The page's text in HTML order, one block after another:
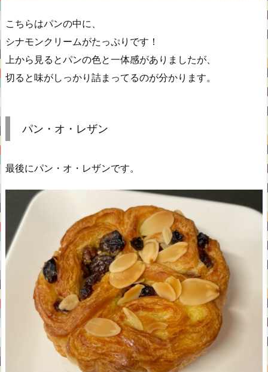
こちらはパンの中に、
シナモンクリームがたっぷりです！
上から見るとパンの色と一体感がありましたが、
切ると味がしっかり詰まってるのが分かります。
パン・オ・レザン
最後にパン・オ・レザンです。